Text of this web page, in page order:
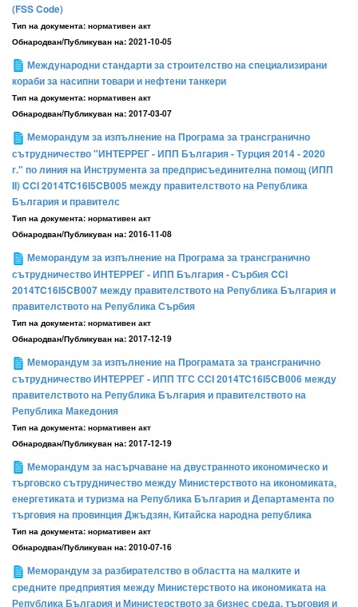
(FSS Code)
Тип на документа: нормативен акт
Обнародван/Публикуван на: 2021-10-05
Международни стандарти за строителство на специализирани
кораби за насипни товари и нефтени танкери
Тип на документа: нормативен акт
Обнародван/Публикуван на: 2017-03-07
Меморандум за изпълнение на Програма за трансгранично
сътрудничество "ИНТЕРРЕГ - ИПП България - Турция 2014 - 2020
г." по линия на Инструмента за предприсъединителна помощ (ИПП
II) CCI 2014TC16I5CB005 между правителството на Република
България и правителс
Тип на документа: нормативен акт
Обнародван/Публикуван на: 2016-11-08
Меморандум за изпълнение на Програма за трансгранично
сътрудничество ИНТЕРРЕГ - ИПП България - Сърбия CCI
2014TC16I5CB007 между правителството на Република България и
правителството на Република Сърбия
Тип на документа: нормативен акт
Обнародван/Публикуван на: 2017-12-19
Меморандум за изпълнение на Програмата за трансгранично
сътрудничество ИНТЕРРЕГ - ИПП ТГС ССI 2014TC16I5CB006 между
правителството на Република България и правителството на
Република Македония
Тип на документа: нормативен акт
Обнародван/Публикуван на: 2017-12-19
Меморандум за насърчаване на двустранното икономическо и
търговско сътрудничество между Министерството на икономиката,
енергетиката и туризма на Република България и Департамента по
търговия на провинция Джъдзян, Китайска народна република
Тип на документа: нормативен акт
Обнародван/Публикуван на: 2010-07-16
Меморандум за разбирателство в областта на малките и
средните предприятия между Министерството на икономиката на
Република България и Министерството за бизнес среда, търговия и